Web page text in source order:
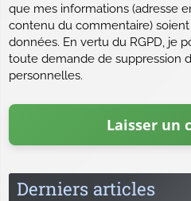
que mes informations (adresse
contenu du commentaire)
données. En vertu du RGPD, je
toute demande de suppression
personnelles.
Derniers articles